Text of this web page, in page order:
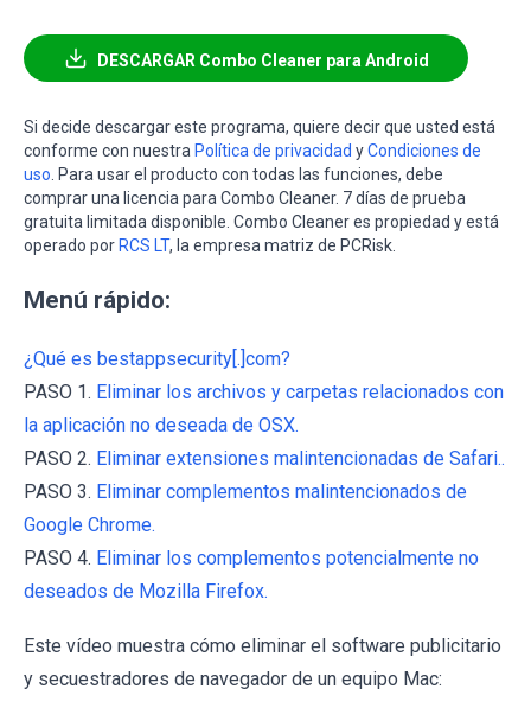
DESCARGAR Combo Cleaner para Android
Si decide descargar este programa, quiere decir que usted está
conforme con nuestra Política de privacidad yCondiciones de
uso . Para usar el producto con todas las funciones, debe
comprar una licencia para Combo Cleaner. 7 días de prueba
gratuita limitada disponible. Combo Cleaner es propiedad y está
operado porRCS LT, la empresa matriz de PCRisk.
Menú rápido:
¿Qué es bestappsecurity[.]com?
PASO 1. Eliminar los archivos y carpetas relacionados con
la aplicación no deseada de OSX.
PASO 2. Eliminar extensiones malintencionadas de Safari..
PASO 3. Eliminar complementos malintencionados de
Google Chrome.
PASO 4. Eliminar los complementos potencialmente no
deseados de Mozilla Firefox.
Este vídeo muestra cómo eliminar el software publicitario
y secuestradores de navegador de un equipo Mac: